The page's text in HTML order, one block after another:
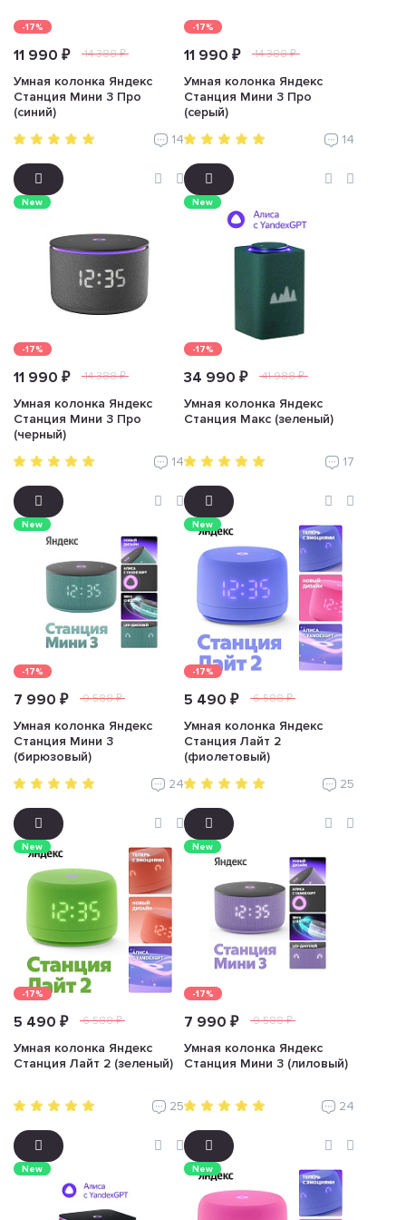
-17%
11 990 ₽ 14 388 ₽
Умная колонка Яндекс
Станция Мини 3 Про
(синий)
14
-17%
11 990 ₽ 14 388 ₽
Умная колонка Яндекс
Станция Мини 3 Про
(серый)
14
New
-17%
11 990 ₽ 14 388 ₽
Умная колонка Яндекс
Станция Мини 3 Про
(черный)
14
New
-17%
34 990 ₽ 41 988 ₽
Умная колонка Яндекс
Станция Макс (зеленый)
17
New
-17%
7 990 ₽ 9 588 ₽
Умная колонка Яндекс
Станция Мини 3
(бирюзовый)
24
New
-17%
5 490 ₽ 6 588 ₽
Умная колонка Яндекс
Станция Лайт 2
(фиолетовый)
25
New
-17%
5 490 ₽ 6 588 ₽
Умная колонка Яндекс
Станция Лайт 2 (зеленый)
25
New
-17%
7 990 ₽ 9 588 ₽
Умная колонка Яндекс
Станция Мини 3 (лиловый)
24
New New